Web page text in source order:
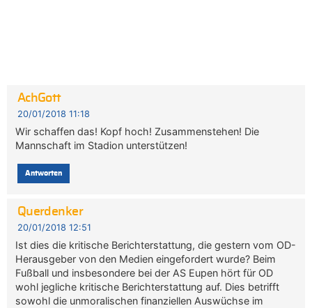
AchGott
20/01/2018 11:18
Wir schaffen das! Kopf hoch! Zusammenstehen! Die
Mannschaft im Stadion unterstützen!
Antworten
Querdenker
20/01/2018 12:51
Ist dies die kritische Berichterstattung, die gestern vom OD-
Herausgeber von den Medien eingefordert wurde? Beim
Fußball und insbesondere bei der AS Eupen hört für OD
wohl jegliche kritische Berichterstattung auf. Dies betrifft
sowohl die unmoralischen finanziellen Auswüchse im